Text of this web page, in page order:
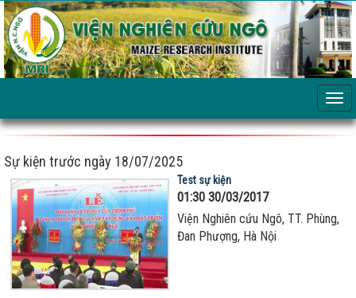
Sự kiện trước ngày 18/07/2025
Test sự kiện
01:30 30/03/2017
Viện Nghiên cứu Ngô, TT. Phùng,
Đan Phượng, Hà Nội